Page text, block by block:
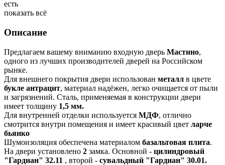
есть
показать всё
Описание
Предлагаем вашему вниманию входную дверь Мастино,
одного из лучших производителей дверей на Российском
рынке.
Для внешнего покрытия двери использован металл в цвете
букле антрацит, материал надёжен, легко очищается от пыли
и загрязнений. Сталь, применяемая в конструкции двери
имеет толщину 1,5 мм.
Для внутренней отделки используется МДФ, отлично
смотрится внутри помещения и имеет красивый цвет ларче
бьянко
Шумоизоляция обеспечена материалом базальтовая плита.
На двери установлено 2 замка. Основной - цилиндровый
"Гардиан" 32.11 , второй - сувальдный "Гардиан" 30.01.